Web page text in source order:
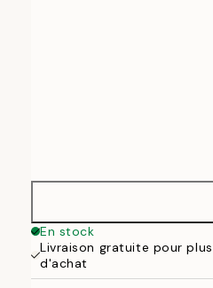
En stock
Livraison gratuite pour
d'achat